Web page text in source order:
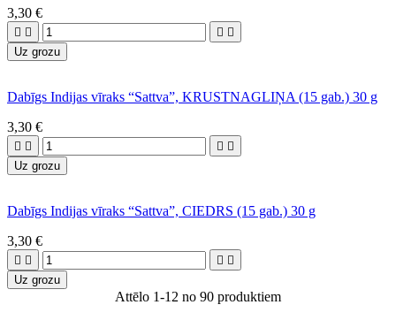
3,30 €
   
Uz grozu
Dabīgs Indijas vīraks “Sattva”, KRUSTNAGLIŅA (15 gab.) 30 g
3,30 €
   
Uz grozu
Dabīgs Indijas vīraks “Sattva”, CIEDRS (15 gab.) 30 g
3,30 €
   
Uz grozu
Attēlo 1-12 no 90 produktiem